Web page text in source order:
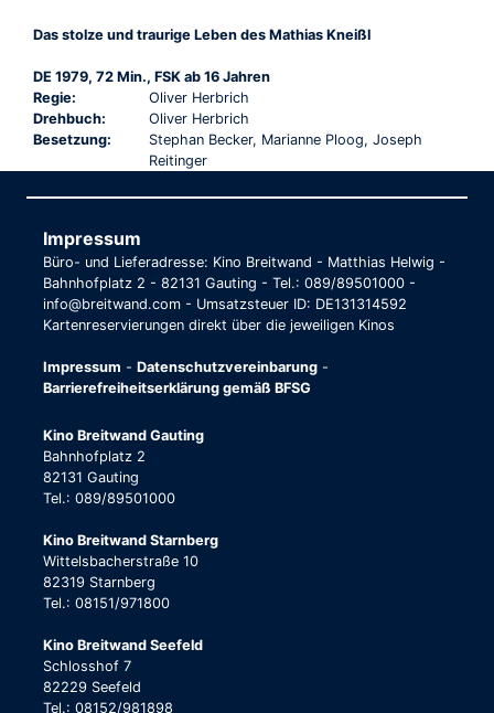
Das stolze und traurige Leben des Mathias Kneißl
DE 1979, 72 Min., FSK ab 16 Jahren
Regie:
Oliver Herbrich
Drehbuch:
Oliver Herbrich
Besetzung:
Stephan Becker, Marianne Ploog, Joseph
Reitinger
Impressum
Büro- und Lieferadresse: Kino Breitwand - Matthias Helwig -
Bahnhofplatz 2 - 82131 Gauting - Tel.: 089/89501000 -
info@breitwand.com - Umsatzsteuer ID: DE131314592
Kartenreservierungen direkt über die jeweiligen Kinos
Impressum - Datenschutzvereinbarung -
Barrierefreiheitserklärung gemäß BFSG
Kino Breitwand Gauting
Bahnhofplatz 2
82131 Gauting
Tel.: 089/89501000
Kino Breitwand Starnberg
Wittelsbacherstraße 10
82319 Starnberg
Tel.: 08151/971800
Kino Breitwand Seefeld
Schlosshof 7
82229 Seefeld
Tel.: 08152/981898